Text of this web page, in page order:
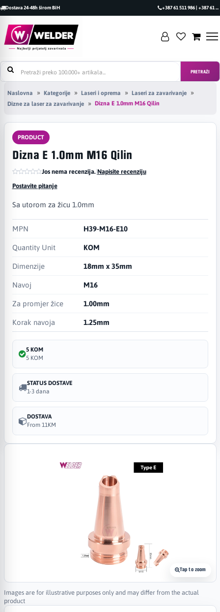
Dostava 24-48h širom BiH +387 61 511 986 | +387 61 493 470
PRETRAŽI
Naslovna Kategorije Laseri i oprema
Laseri za zavarivanje
Dizne za laser za zavarivanje
Dizna E 1.0mm M16 Qilin
Tap to zoom
Images are for illustrative purposes only and may differ from the actual
product
PRODUCT
Dizna E 1.0mm M16 Qilin
Jos nema recenzija.|Napisite recenziju
Postavite pitanje
Sa utorom za žicu 1.0mm
MPN H39-M16-E10
Quantity Unit KOM
Dimenzije 18mm x 35mm
Navoj M16
Za promjer žice 1.00mm
Korak navoja 1.25mm
5 KOM
5 KOM
STATUS DOSTAVE
1-3 dana
DOSTAVA
From 11KM